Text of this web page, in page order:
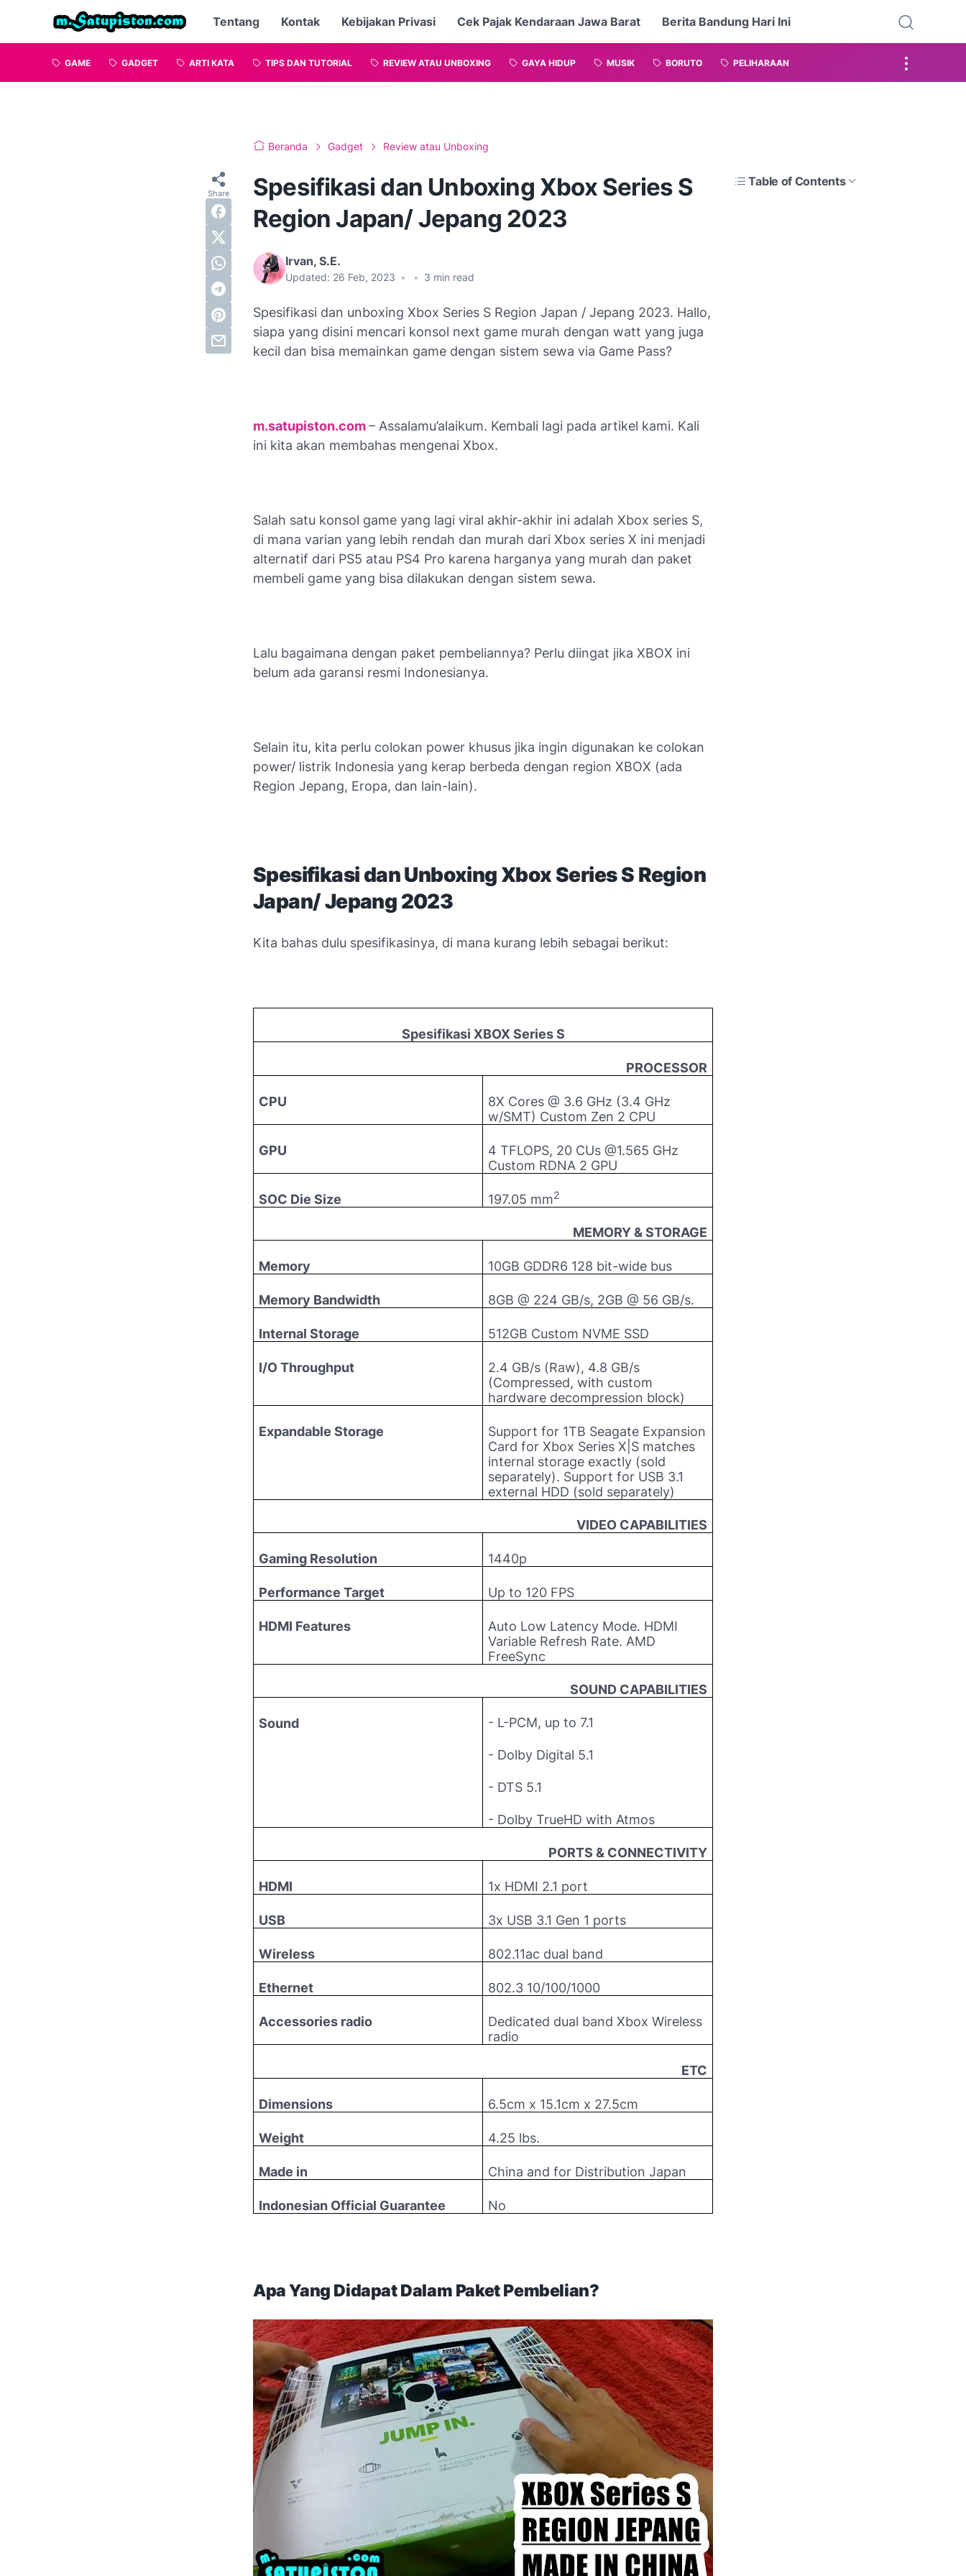
Tentang Kontak Kebijakan Privasi Cek Pajak Kendaraan Jawa Barat Berita Bandung Hari Ini
GAME GADGET ARTI KATA TIPS DAN TUTORIAL REVIEW ATAU UNBOXING GAYA HIDUP MUSIK BORUTO PELIHARAAN
Beranda Gadget Review atau Unboxing
Spesifikasi dan Unboxing Xbox Series S
Region Japan/ Jepang 2023
Irvan, S.E.
Updated: 26 Feb, 2023 • • 3 min read
Table of Contents
Spesifikasi dan unboxing Xbox Series S Region Japan / Jepang 2023. Hallo,
siapa yang disini mencari konsol next game murah dengan watt yang juga
kecil dan bisa memainkan game dengan sistem sewa via Game Pass?
m.satupiston.com– Assalamu’alaikum. Kembali lagi pada artikel kami. Kali
ini kita akan membahas mengenai Xbox.
Salah satu konsol game yang lagi viral akhir-akhir ini adalah Xbox series S,
di mana varian yang lebih rendah dan murah dari Xbox series X ini menjadi
alternatif dari PS5 atau PS4 Pro karena harganya yang murah dan paket
membeli game yang bisa dilakukan dengan sistem sewa.
Lalu bagaimana dengan paket pembeliannya? Perlu diingat jika XBOX ini
belum ada garansi resmi Indonesianya.
Selain itu, kita perlu colokan power khusus jika ingin digunakan ke colokan
power/ listrik Indonesia yang kerap berbeda dengan region XBOX (ada
Region Jepang, Eropa, dan lain-lain).
Spesifikasi dan Unboxing Xbox Series S Region
Japan/ Jepang 2023
Kita bahas dulu spesifikasinya, di mana kurang lebih sebagai berikut:
Spesifikasi XBOX Series S
PROCESSOR
CPU
8X Cores @ 3.6 GHz (3.4 GHz
w/SMT) Custom Zen 2 CPU
GPU
4 TFLOPS, 20 CUs @1.565 GHz
Custom RDNA 2 GPU
SOC Die Size 197.05 mm2
MEMORY & STORAGE
Memory 10GB GDDR6 128 bit-wide bus
Memory Bandwidth 8GB @ 224 GB/s, 2GB @ 56 GB/s.
Internal Storage 512GB Custom NVME SSD
I/O Throughput
2.4 GB/s (Raw), 4.8 GB/s
(Compressed, with custom
hardware decompression block)
Expandable Storage
Support for 1TB Seagate Expansion
Card for Xbox Series X|S matches
internal storage exactly (sold
separately). Support for USB 3.1
external HDD (sold separately)
VIDEO CAPABILITIES
Gaming Resolution 1440p
Performance Target Up to 120 FPS
HDMI Features
Auto Low Latency Mode. HDMI
Variable Refresh Rate. AMD
FreeSync
SOUND CAPABILITIES
Sound - L-PCM, up to 7.1
- Dolby Digital 5.1
- DTS 5.1
- Dolby TrueHD with Atmos
PORTS & CONNECTIVITY
HDMI 1x HDMI 2.1 port
USB 3x USB 3.1 Gen 1 ports
Wireless 802.11ac dual band
Ethernet 802.3 10/100/1000
Accessories radio
Dedicated dual band Xbox Wireless
radio
ETC
Dimensions 6.5cm x 15.1cm x 27.5cm
Weight 4.25 lbs.
Made in China and for Distribution Japan
Indonesian Official Guarantee No
Apa Yang Didapat Dalam Paket Pembelian?